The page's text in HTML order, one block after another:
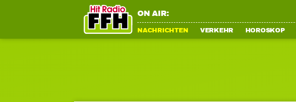
ON AIR:
NACHRICHTEN VERKEHR HOROSKOP